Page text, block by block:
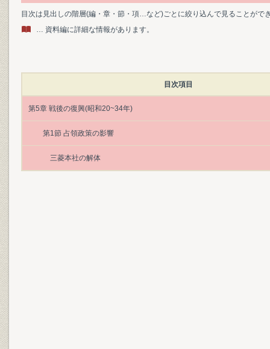
目次は見出しの階層(編・章・節・項…など)ごとに絞り込んで見ることがで
… 資料編に詳細な情報があります。
目次項目
第5章 戦後の復興(昭和20~34年)
第1節 占領政策の影響
三菱本社の解体